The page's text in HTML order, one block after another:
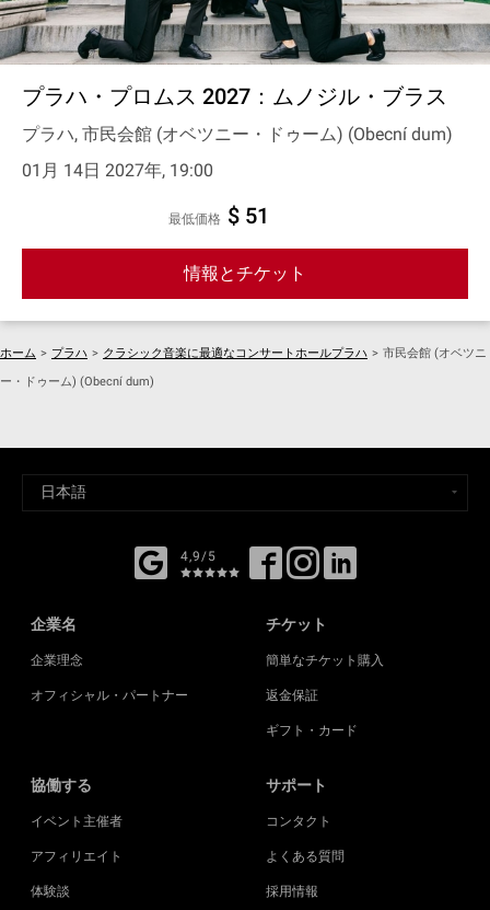
プラハ・プロムス 2027：ムノジル・ブラス
プラハ, 市民会館 (オベツニー・ドゥーム) (Obecní dum)
01月 14日 2027年, 19:00
最低価格 $ 51
情報とチケット
ホーム > プラハ > クラシック音楽に最適なコンサートホールプラハ > 市民会館 (オベツニ
ー・ドゥーム) (Obecní dum)
4,9/5
企業名
企業理念
オフィシャル・パートナー
チケット
簡単なチケット購入
返金保証
ギフト・カード
協働する
イベント主催者
アフィリエイト
体験談
サポート
コンタクト
よくある質問
採用情報